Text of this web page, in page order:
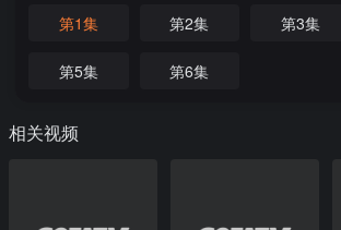
第1集 第2集 第3集
第5集 第6集
相关视频